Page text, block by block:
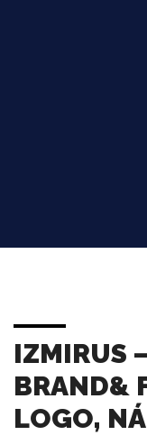
IZMIRUS
BRAND&
LOGO,